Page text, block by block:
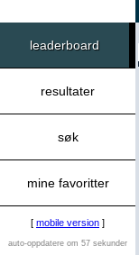
leaderboard
resultater
søk
mine favoritter
[ mobile version ]
auto-oppdatere om 57 sekunder